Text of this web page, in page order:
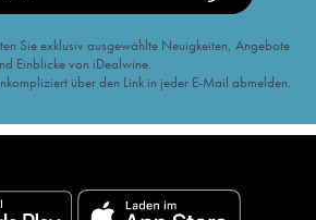
Sie exklusiv ausgewählte Neuigkeiten, Angebote
Einblicke von iDealwine.
über den Link in jeder E-Mail abmelden.